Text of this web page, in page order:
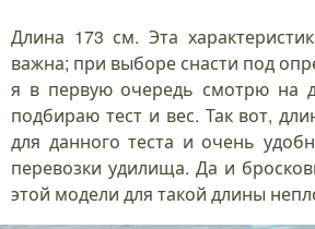
Длина 173 см. Эта
важна; при выборе снасти под
я в первую очередь смотрю на
подбираю тест и вес. Так вот,
для данного теста и очень
перевозки удилища. Да и
этой модели для такой длины